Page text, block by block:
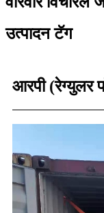
उत्पादन टॅग
आरपी (रेग्युलर